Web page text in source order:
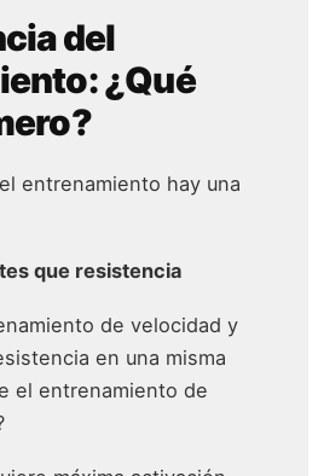
del
¿Qué
entrenamiento hay una
que resistencia
de velocidad y
en una misma
el entrenamiento de